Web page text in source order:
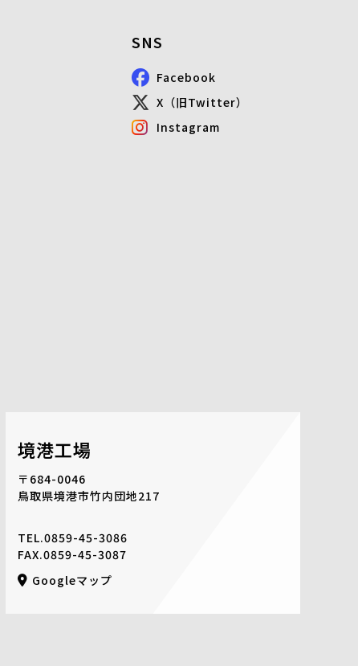
SNS
Facebook
X（旧Twitter）
Instagram
境港工場
〒684-0046
鳥取県境港市竹内団地217
TEL.0859-45-3086
FAX.0859-45-3087
Googleマップ